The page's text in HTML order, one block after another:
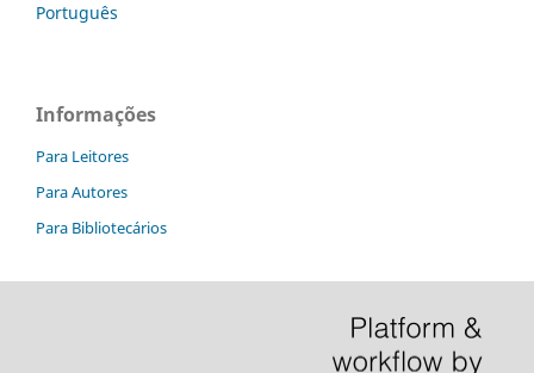
Português
Informações
Para Leitores
Para Autores
Para Bibliotecários